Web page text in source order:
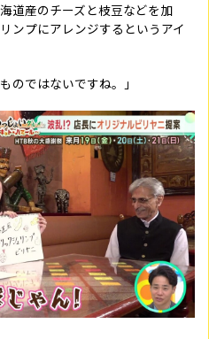
道産のチーズと枝豆などを加
ンプにアレンジするというアイ
のではないですね。」